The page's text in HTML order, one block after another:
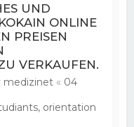
UND
ONLINE
PREISEN
VERKAUFEN.
medizinet « 04
orientation